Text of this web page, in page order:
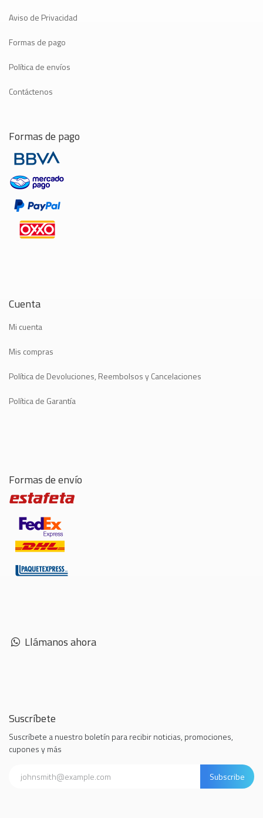
Aviso de Privacidad
Formas de pago
Política de envíos
Contáctenos
Formas de pago
Cuenta
Mi cuenta
Mis compras
Política de Devoluciones, Reembolsos y Cancelaciones
Política de Garantía
Formas de envío
Llámanos ahora
Suscríbete
Suscríbete a nuestro boletín para recibir noticias, promociones,
cupones y más
Subscribe